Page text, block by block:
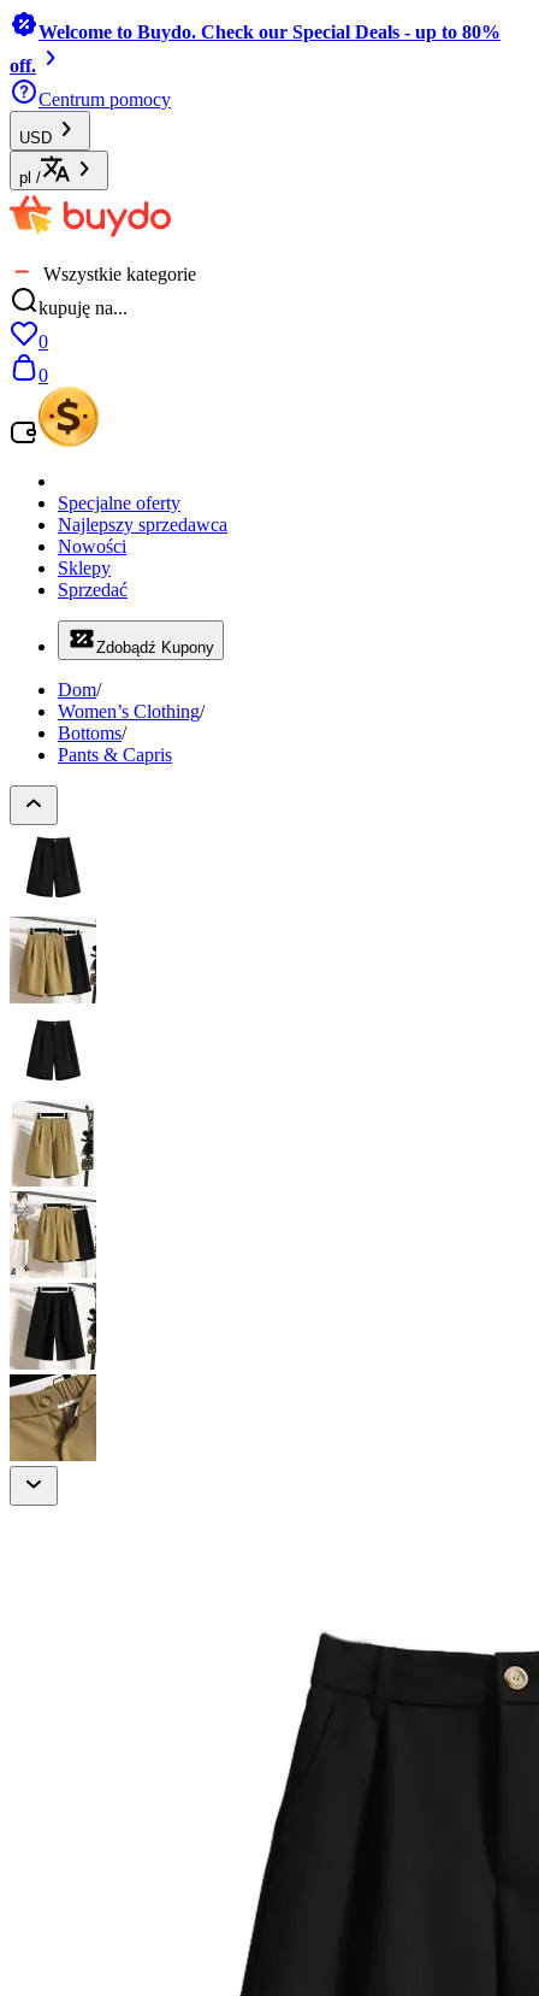
Welcome to Buydo. Check our Special Deals - up to 80%
off.
Centrum pomocy
USD
pl /
Wszystkie kategorie
kupuję na...
0
0
Specjalne oferty
Najlepszy sprzedawca
Nowości
Sklepy
Sprzedać
Zdobądź Kupony
Dom/
Women’s Clothing/
Bottoms/
Pants & Capris